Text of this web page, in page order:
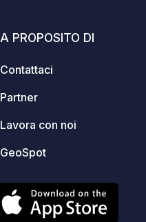
A PROPOSITO DI
Contattaci
Partner
Lavora con noi
GeoSpot